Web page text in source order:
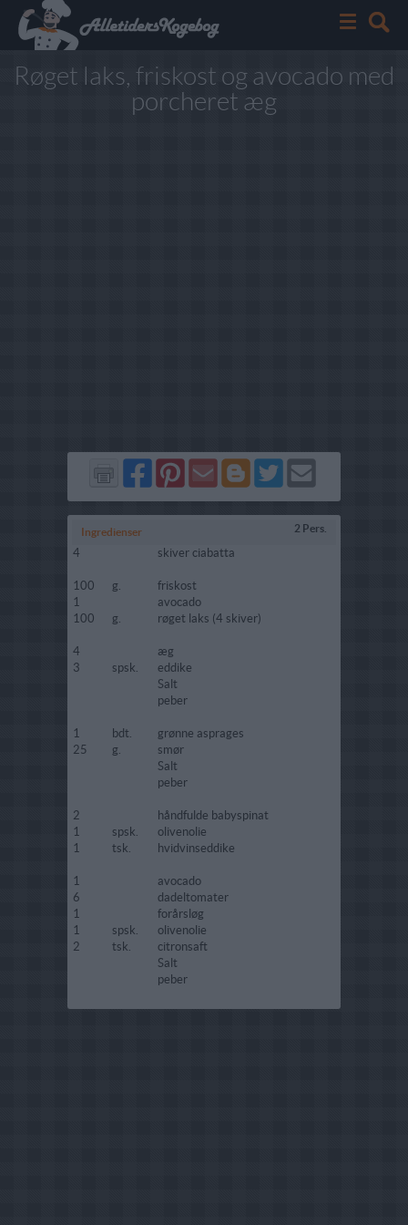
Røget laks, friskost og avocado med
porcheret æg
Del
på
Facebook
Del
på
Pinterest
Send
via
GMail
Del
på
Blogger
Del
på
Twitter
Send
Ingredienser 2 Pers.
4 skiver ciabatta
100 g.
friskost
1
avocado
100
g. røget laks (4 skiver)
4
æg
3
spsk.
eddike
Salt
peber
1 bdt.
grønne asprages
25
g.
smør
Salt
peber
2
håndfulde babyspinat
1
spsk.
olivenolie
1
tsk. hvidvinseddike
1
avocado
6
dadeltomater
1
forårsløg
1
spsk.
olivenolie
2
tsk.
citronsaft
Salt
peber